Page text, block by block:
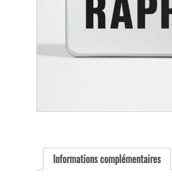
Informations complémentaires